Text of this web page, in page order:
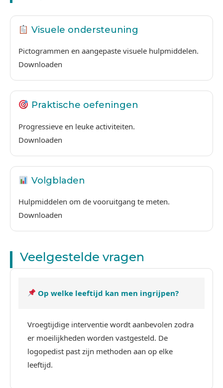
Visuele ondersteuning
Pictogrammen en aangepaste visuele hulpmiddelen.
Downloaden
Praktische oefeningen
Progressieve en leuke activiteiten.
Downloaden
Volgbladen
Hulpmiddelen om de vooruitgang te meten.
Downloaden
Veelgestelde vragen
Op welke leeftijd kan men ingrijpen?
Vroegtijdige interventie wordt aanbevolen zodra
er moeilijkheden worden vastgesteld. De
logopedist past zijn methoden aan op elke
leeftijd.